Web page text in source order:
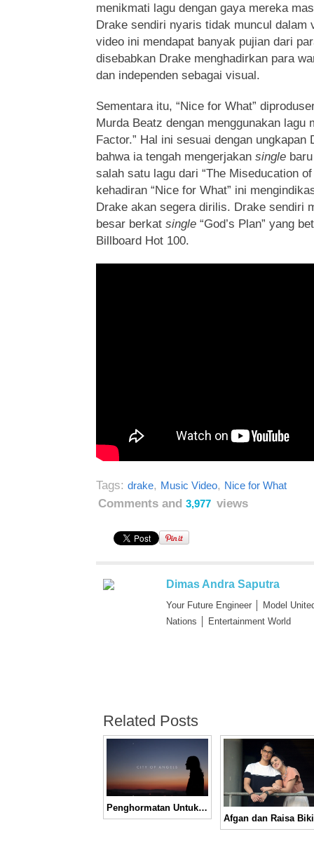
menikmati lagu dengan gaya mereka
Drake sendiri nyaris tidak muncul dalam
video ini mendapat banyak pujian dari
disebabkan Drake menghadirkan para
dan independen sebagai visual.
Sementara itu, “Nice for What”
Murda Beatz dengan menggunakan lagu
Factor.” Hal ini sesuai dengan ungkapan
bahwa ia tengah mengerjakan single
salah satu lagu dari “The Miseducation
kehadiran “Nice for What” ini
Drake akan segera dirilis. Drake sendiri
besar berkat single “God’s Plan” yang
Billboard Hot 100.
Tags: drake, Music Video, Nice for What
Comments and 3,977 views
Dimas Andra Saputra
Your Future Engineer │ Model
Nations │ Entertainment World
Related Posts
Penghormatan Untuk Los Angeles dari Thirty Seconds To Mars dalam “City of Angels”